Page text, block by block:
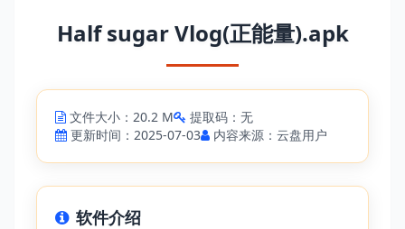
Half sugar Vlog(正能量).apk
文件大小：20.2 M
提取码：无
更新时间：2025-07-03
内容来源：云盘用户
软件介绍